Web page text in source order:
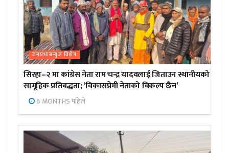
जनप्रभाबन्युज विशेष
सिरहा–२ मा कांग्रेस नेता राम चन्द्र यादवलाई जिताउन स्थानीयको
सामूहिक प्रतिबद्धता; ‘विकासप्रेमी नेताको विकल्प छैन’
6 MONTHS पहिले